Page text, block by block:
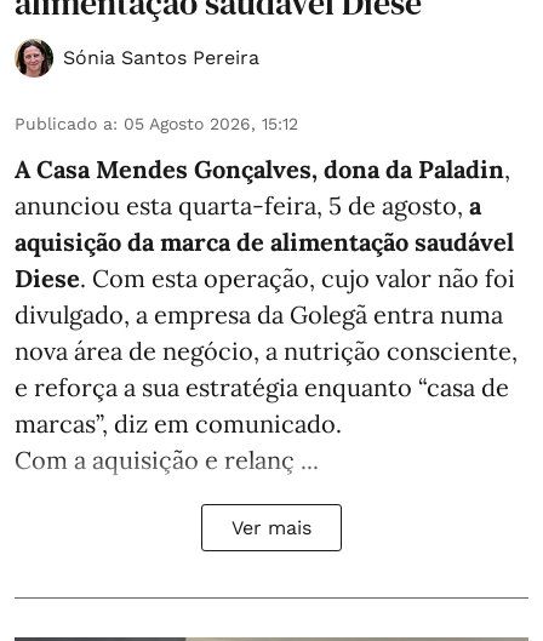
Sónia Santos Pereira
Publicado a: 05 Agosto 2026, 15:12
A Casa Mendes Gonçalves, dona da Paladin,
anunciou esta quarta-feira, 5 de agosto, a
aquisição da marca de alimentação saudável
Diese. Com esta operação, cujo valor não foi
divulgado, a empresa da Golegã entra numa
nova área de negócio, a nutrição consciente,
e reforça a sua estratégia enquanto “casa de
marcas”, diz em comunicado.
Com a aquisição e relanç ...
Ver mais